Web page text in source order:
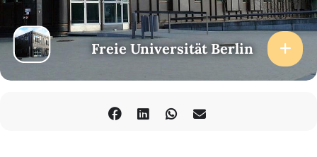
Praxis-Workshop - Il fumetto nella classe d'italiano
18:30
Uhr
Zusammenfassung
Freie Universität Berlin